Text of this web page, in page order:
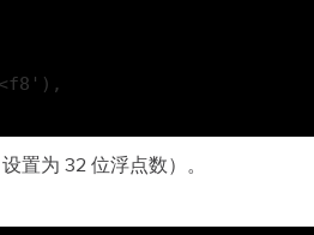
置为 32 位浮点数）。